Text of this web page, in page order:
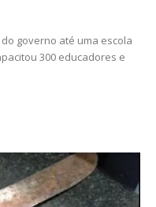
governo até uma escola
300 educadores e